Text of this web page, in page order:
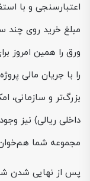
اعتبارسنجی و با
مبلغ خرید روی چند
ورق را همین امروز
را با جریان مالی
داخلی ریالی) نیز
مجموعه شما
پس از نهایی‌ شدن